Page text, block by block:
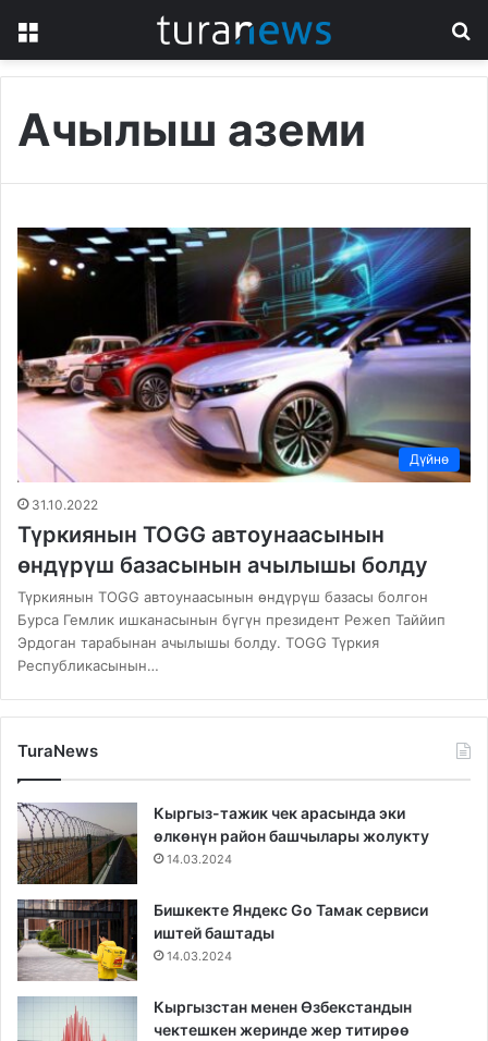
Ачылыш аземи
Дүйнө
31.10.2022
Түркиянын TOGG автоунаасынын
өндүрүш базасынын ачылышы болду
Түркиянын TOGG автоунаасынын өндүрүш базасы болгон
Бурса Гемлик ишканасынын бүгүн президент Режеп Таййип
Эрдоган тарабынан ачылышы болду. TOGG Түркия
Республикасынын…
TuraNews
Кыргыз-тажик чек арасында эки
өлкөнүн район башчылары жолукту
14.03.2024
Бишкекте Яндекс Go Тамак сервиси
иштей баштады
14.03.2024
Кыргызстан менен Өзбекстандын
чектешкен жеринде жер титирөө